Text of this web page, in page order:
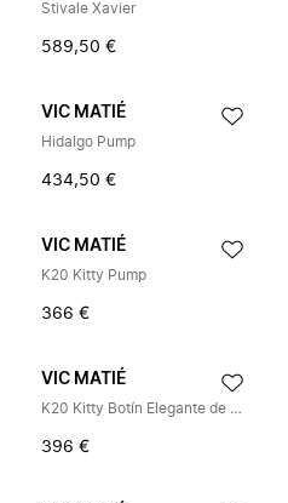
Stivale Xavier
589,50 €
VIC MATIÉ
Hidalgo Pump
434,50 €
VIC MATIÉ
K20 Kitty Pump
366 €
VIC MATIÉ
K20 Kitty Botín Elegante de Ante
396 €